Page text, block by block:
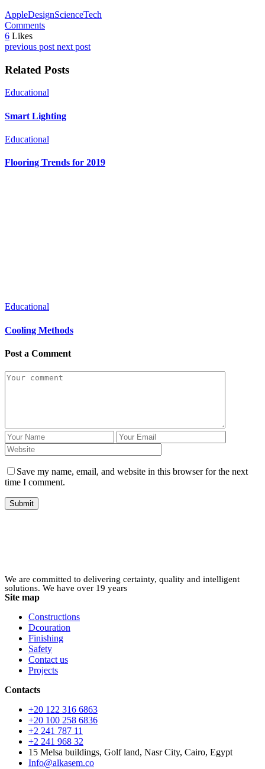
AppleDesignScienceTech
Comments
6 Likes
previous post next post
Related Posts
Educational
Smart Lighting
Educational
Flooring Trends for 2019
Educational
Cooling Methods
Post a Comment
Save my name, email, and website in this browser for the next
time I comment.
Submit
We are committed to delivering certainty, quality and intelligent
solutions. We have over 19 years
Site map
Constructions
Dcouration
Finishing
Safety
Contact us
Projects
Contacts
+20 122 316 6863
+20 100 258 6836
+2 241 787 11
+2 241 968 32
15 Melsa buildings, Golf land, Nasr City, Cairo, Egypt
Info@alkasem.co